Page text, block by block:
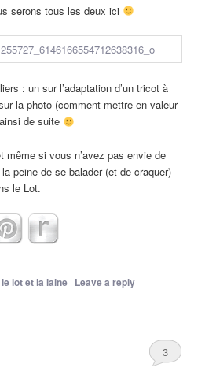
serons tous les deux ici
: un sur l’adaptation d’un tricot à
la photo (comment mettre en valeur
de suite
même si vous n’avez pas envie de
peine de se balader (et de craquer)
le Lot.
le lot et la laine | Leave a reply
3